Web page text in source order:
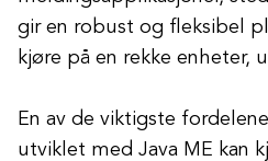
gir en robust og fleksibel
kjøre på en rekke enheter,
En av de viktigste
utviklet med Java ME kan